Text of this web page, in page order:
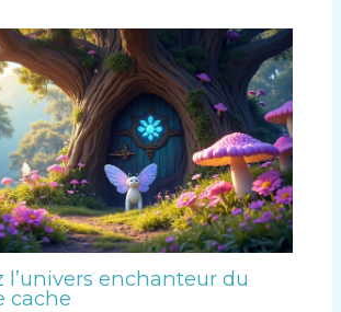
l’univers enchanteur du
cache